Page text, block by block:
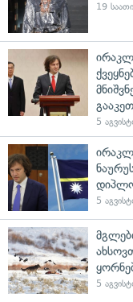
19
5
5
5